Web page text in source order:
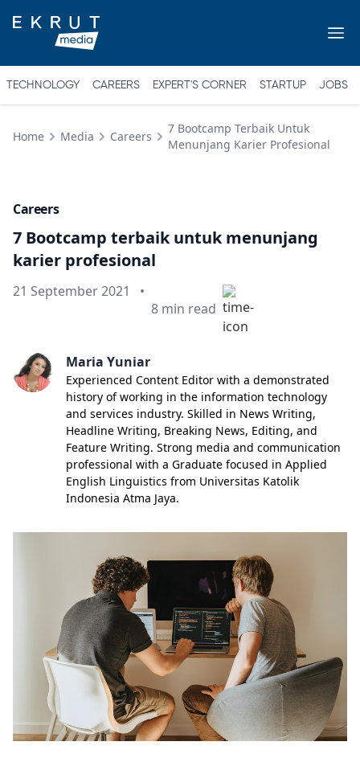
TECHNOLOGY CAREERS EXPERT'S CORNER STARTUP JOBS
Home Media Careers
7 Bootcamp Terbaik Untuk
Menunjang Karier Profesional
Careers
7 Bootcamp terbaik untuk menunjang
karier profesional
Published on
21 September 2021
•
Min read
8 min read
Maria Yuniar
Experienced Content Editor with a demonstrated
history of working in the information technology
and services industry. Skilled in News Writing,
Headline Writing, Breaking News, Editing, and
Feature Writing. Strong media and communication
professional with a Graduate focused in Applied
English Linguistics from Universitas Katolik
Indonesia Atma Jaya.